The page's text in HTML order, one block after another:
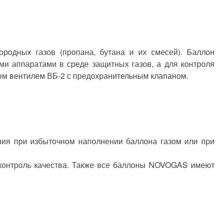
газов (пропана, бутана и их смесей). Баллон
аппаратами в среде защитных газов, а для контроля
вентилем ВБ-2 с предохранительным клапаном.
при избыточном наполнении баллона газом или при
качества. Также все баллоны NOVOGAS имеют